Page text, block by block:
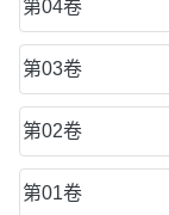
第04卷
第03卷
第02卷
第01卷